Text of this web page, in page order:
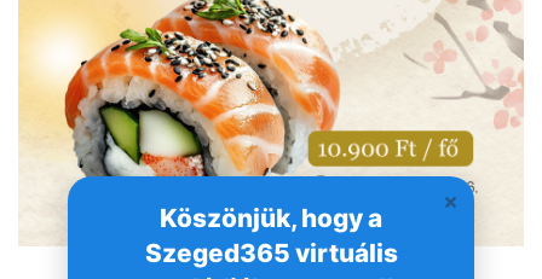
Köszönjük, hogy a
Szeged365 virtuális